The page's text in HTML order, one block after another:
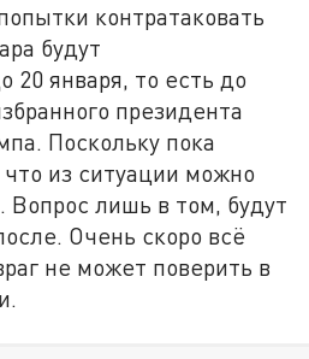
контратаковать
будут
20 января, то есть до
президента
Поскольку пока
из ситуации можно
лишь в том, будут
Очень скоро всё
не может поверить в